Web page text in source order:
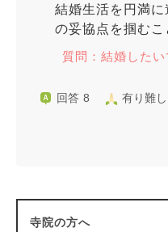
結婚生活を円満
の妥協点を掴むこ
質問：結婚した
回答 8 有り難
寺院の方へ